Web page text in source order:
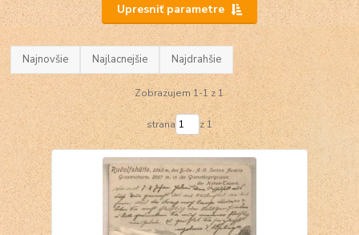
Upresniť parametre
Najnovšie Najlacnejšie Najdrahšie
Zobrazujem 1-1 z 1
strana z 1